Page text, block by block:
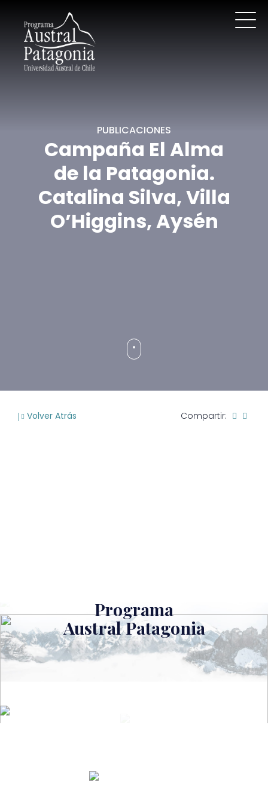
PUBLICACIONES
Campaña El Alma
de la Patagonia.
Catalina Silva, Villa
O’Higgins, Aysén
Volver Atrás Compartir:
Programa
Austral Patagonia